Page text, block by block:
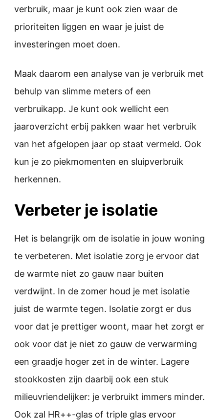
verbruik, maar je kunt ook zien waar de
prioriteiten liggen en waar je juist de
investeringen moet doen.
Maak daarom een analyse van je verbruik met
behulp van slimme meters of een
verbruikapp. Je kunt ook wellicht een
jaaroverzicht erbij pakken waar het verbruik
van het afgelopen jaar op staat vermeld. Ook
kun je zo piekmomenten en sluipverbruik
herkennen.
Verbeter je isolatie
Het is belangrijk om de isolatie in jouw woning
te verbeteren. Met isolatie zorg je ervoor dat
de warmte niet zo gauw naar buiten
verdwijnt. In de zomer houd je met isolatie
juist de warmte tegen. Isolatie zorgt er dus
voor dat je prettiger woont, maar het zorgt er
ook voor dat je niet zo gauw de verwarming
een graadje hoger zet in de winter. Lagere
stookkosten zijn daarbij ook een stuk
milieuvriendelijker: je verbruikt immers minder.
Ook zal HR++-glas of triple glas ervoor